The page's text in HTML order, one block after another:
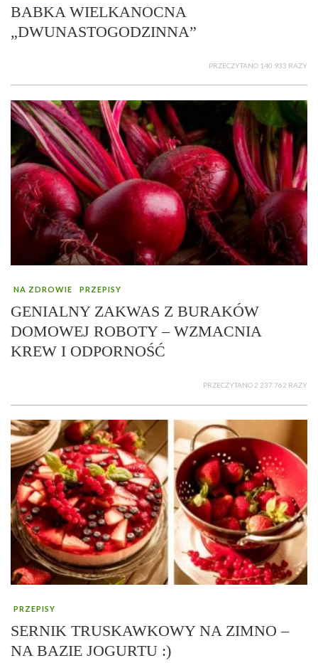
BABKA WIELKANOCNA
„DWUNASTOGODZINNA”
PRZECZYTANO 140 933 RAZY
NA ZDROWIE PRZEPISY
GENIALNY ZAKWAS Z BURAKÓW
DOMOWEJ ROBOTY – WZMACNIA
KREW I ODPORNOŚĆ
PRZECZYTANO 2 237 762 RAZY
PRZEPISY
SERNIK TRUSKAWKOWY NA ZIMNO –
NA BAZIE JOGURTU :)